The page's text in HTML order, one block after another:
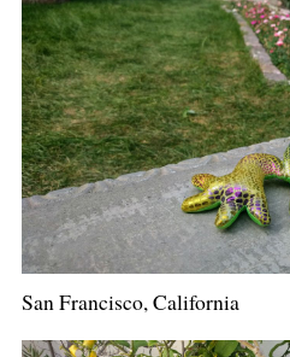
San Francisco, California